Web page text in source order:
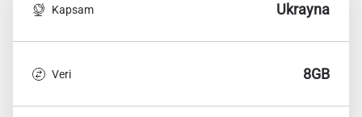
Kapsam Ukrayna
Veri 8GB